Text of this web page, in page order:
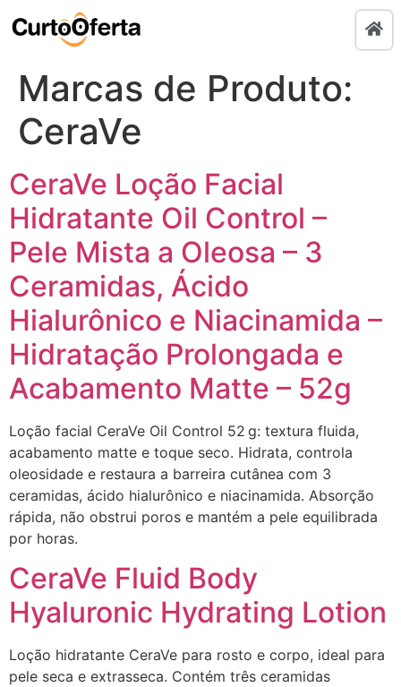
Marcas de Produto:
CeraVe
CeraVe Loção Facial
Hidratante Oil Control –
Pele Mista a Oleosa – 3
Ceramidas, Ácido
Hialurônico e Niacinamida –
Hidratação Prolongada e
Acabamento Matte – 52g
Loção facial CeraVe Oil Control 52 g: textura fluida,
acabamento matte e toque seco. Hidrata, controla
oleosidade e restaura a barreira cutânea com 3
ceramidas, ácido hialurônico e niacinamida. Absorção
rápida, não obstrui poros e mantém a pele equilibrada
por horas.
CeraVe Fluid Body
Hyaluronic Hydrating Lotion
Loção hidratante CeraVe para rosto e corpo, ideal para
pele seca e extrasseca. Contém três ceramidas